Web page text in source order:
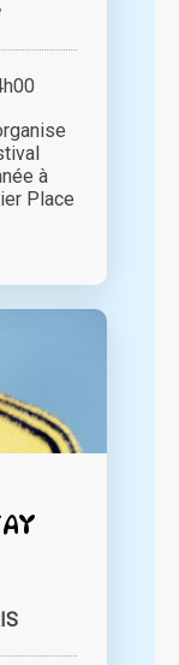
à
Place